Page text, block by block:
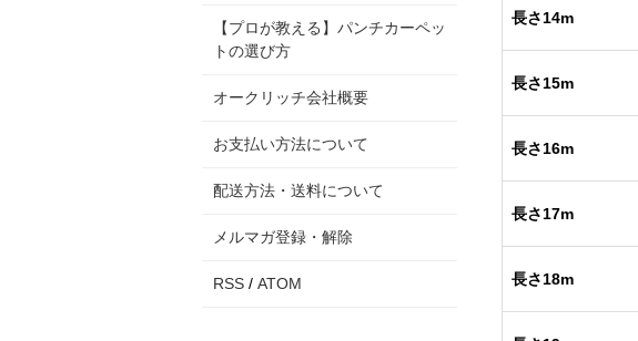
長さ14m
長さ15m
長さ16m
長さ17m
長さ18m
【プロが教える】パンチカーペッ
トの選び方
オークリッチ会社概要
お支払い方法について
配送方法・送料について
メルマガ登録・解除
RSS / ATOM